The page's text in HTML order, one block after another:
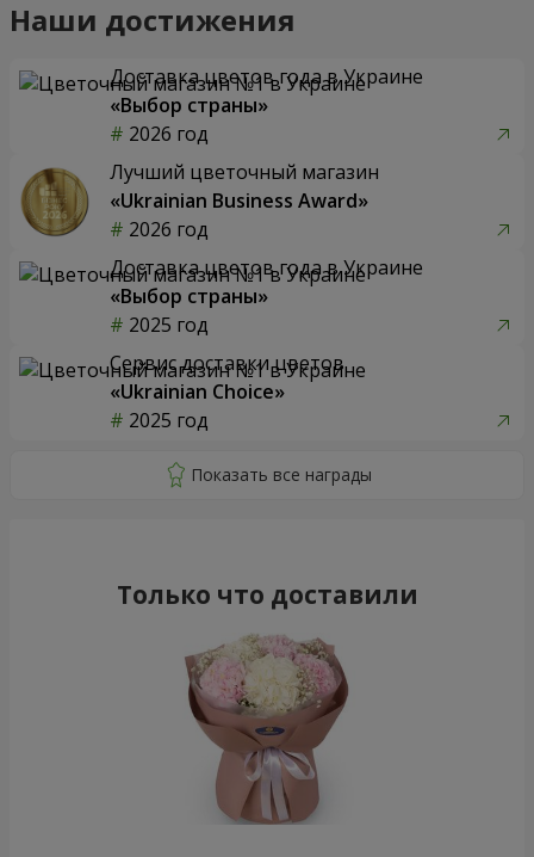
Наши достижения
Доставка цветов года в Украине
«Выбор страны»
2026 год
Лучший цветочный магазин
«Ukrainian Business Award»
2026 год
Доставка цветов года в Украине
«Выбор страны»
2025 год
Сервис доставки цветов
«Ukrainian Choice»
2025 год
Только что доставили